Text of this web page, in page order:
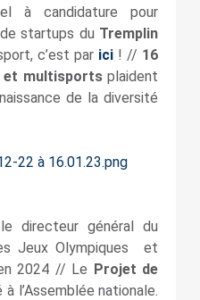
à candidature pour
startups du Tremplin
c’est par ici ! // 16
et multisportsplaident
de la diversité
directeur général du
Jeux Olympiques et
2024 // Le Projet de
l’Assemblée nationale.